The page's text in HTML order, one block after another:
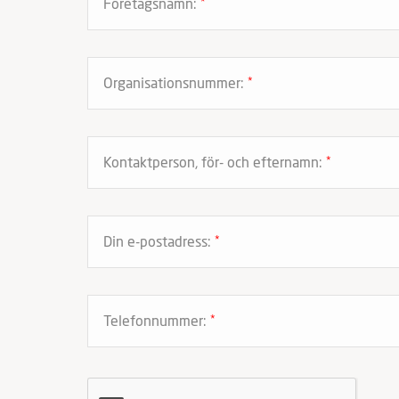
Organisationsnummer: *
Kontaktperson, för- och efternamn: *
Din e-postadress: *
Telefonnummer: *